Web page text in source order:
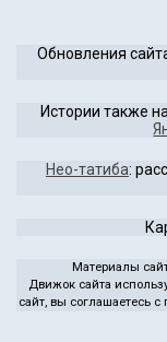
содержимому
Обновления
Истории также
Нео-татиба:
Материалы
Движок сайта
сайт, вы соглашаетесь